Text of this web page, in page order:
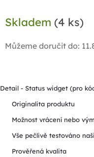
cena:
Skladem (4 ks)
Můžeme doručit do:
Detail - Status widget (pro
Originalita produktu
Možnost vrácení nebo
Vše pečlivě testováno
Prověřená kvalita